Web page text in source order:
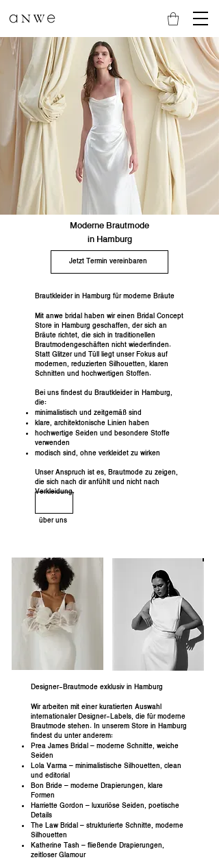
Moderne Brautmode
in Hamburg
Jetzt Termin vereinbaren
Brautkleider in Hamburg für moderne Bräute
Mit anwe bridal haben wir einen Bridal Concept
Store in Hamburg geschaffen, der sich an
Bräute richtet, die sich in traditionellen
Brautmodengeschäften nicht wiederfinden.
Statt Glitzer und Tüll liegt unser Fokus auf
modernen, reduzierten Silhouetten, klaren
Schnitten und hochwertigen Stoffen.
Bei uns findest du Brautkleider in Hamburg,
die:
minimalistisch und zeitgemäß sind
klare, architektonische Linien haben
hochwertige Seiden und besondere Stoffe
verwenden
modisch sind, ohne verkleidet zu wirken
Unser Anspruch ist es, Brautmode zu zeigen,
die sich nach dir anfühlt und nicht nach
Verkleidung.
über uns
Designer-Brautmode exklusiv in Hamburg
Wir arbeiten mit einer kuratierten Auswahl
internationaler Designer-Labels, die für moderne
Brautmode stehen. In unserem Store in Hamburg
findest du unter anderem:
Prea James Bridal – moderne Schnitte, weiche
Seiden
Lola Varma – minimalistische Silhouetten, clean
und editorial
Bon Bride – moderne Drapierungen, klare
Formen
Harriette Gordon – luxuriöse Seiden, poetische
Details
The Law Bridal – strukturierte Schnitte, moderne
Silhouetten
Katherine Tash – fließende Drapierungen,
zeitloser Glamour